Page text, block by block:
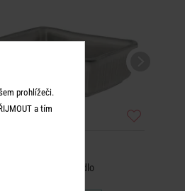
Miska na mýdlo
prohlížeči.
a tím